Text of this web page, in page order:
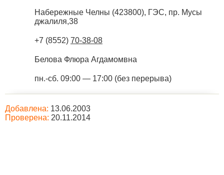
Набережные Челны (423800), ГЭС, пр. Мусы
джалиля,38
+7 (8552) 70-38-08
Белова Флюра Агдамомвна
пн.-сб. 09:00 — 17:00 (без перерыва)
Добавлена: 13.06.2003
Проверена: 20.11.2014